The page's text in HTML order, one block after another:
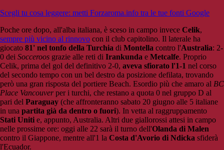
Scegli tu cosa leggere: metti Forzaroma.info tra le tue fonti Google
Poche ore dopo, all'alba italiana, è sceso in campo invece Celik,
sempre più vicino al rinnovo con il club capitolino. Il laterale ha
giocato 81' nel tonfo della Turchia di Montella contro l'Australia: 2-
0 dei Socceroos grazie alle reti di Irankunda e Metcalfe. Proprio
Celik, prima del gol del definitivo 2-0, aveva sfiorato l'1-1 nel corso
del secondo tempo con un bel destro da posizione defilata, trovando
però una gran risposta del portiere Beach. Esordio più che amaro al BC
Place Vancouverper i turchi, che restano a quota 0 nel gruppo D al
pari del Paraguay (che affronteranno sabato 20 giugno alle 5 italiane
in una partita già da dentro o fuori). In vetta al raggruppamento
Stati Uniti e, appunto, Australia. Altri due giallorossi attesi in campo
nelle prossime ore: oggi alle 22 sarà il turno dell'Olanda di Malen
contro il Giappone, mentre all'1 la Costa d'Avorio di Ndicka sfiderà
l'Ecuador.